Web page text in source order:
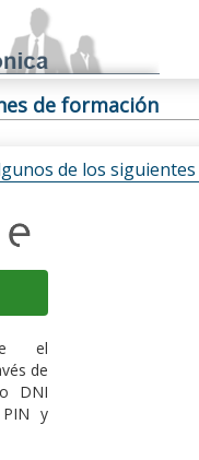
de formación
de los
el
de
DNI
PIN y